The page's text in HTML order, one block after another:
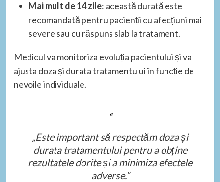
Mai mult de 14 zile: această durată este
recomandată pentru pacienții cu afecțiuni mai
severe sau cu răspuns slab la tratament.
Medicul va monitoriza evoluția pacientului și va
ajusta doza și durata tratamentului în funcție de
nevoile individuale.
„Este important să respectăm doza și
durata tratamentului pentru a obține
rezultatele dorite și a minimiza efectele
adverse.”